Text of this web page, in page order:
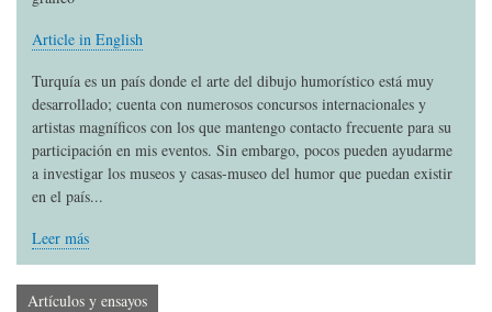
Article in English
Turquía es un país donde el arte del dibujo humorístico está muy
desarrollado; cuenta con numerosos concursos internacionales y
artistas magníficos con los que mantengo contacto frecuente para su
participación en mis eventos. Sin embargo, pocos pueden ayudarme
a investigar los museos y casas-museo del humor que puedan existir
en el país...
Leer más
Artículos y ensayos